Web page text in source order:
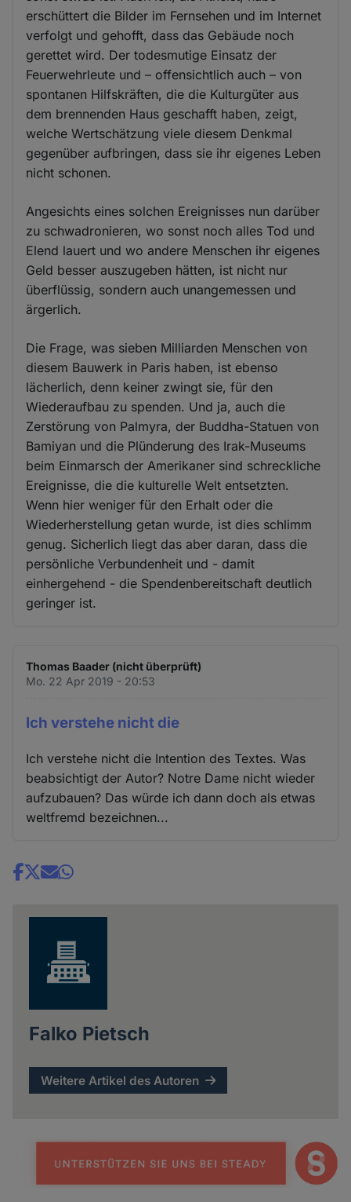
erschüttert die Bilder im Fernsehen und im Internet
verfolgt und gehofft, dass das Gebäude noch
gerettet wird. Der todesmutige Einsatz der
Feuerwehrleute und – offensichtlich auch – von
spontanen Hilfskräften, die die Kulturgüter aus
dem brennenden Haus geschafft haben, zeigt,
welche Wertschätzung viele diesem Denkmal
gegenüber aufbringen, dass sie ihr eigenes Leben
nicht schonen.
Angesichts eines solchen Ereignisses nun darüber
zu schwadronieren, wo sonst noch alles Tod und
Elend lauert und wo andere Menschen ihr eigenes
Geld besser auszugeben hätten, ist nicht nur
überflüssig, sondern auch unangemessen und
ärgerlich.
Die Frage, was sieben Milliarden Menschen von
diesem Bauwerk in Paris haben, ist ebenso
lächerlich, denn keiner zwingt sie, für den
Wiederaufbau zu spenden. Und ja, auch die
Zerstörung von Palmyra, der Buddha-Statuen von
Bamiyan und die Plünderung des Irak-Museums
beim Einmarsch der Amerikaner sind schreckliche
Ereignisse, die die kulturelle Welt entsetzten.
Wenn hier weniger für den Erhalt oder die
Wiederherstellung getan wurde, ist dies schlimm
genug. Sicherlich liegt das aber daran, dass die
persönliche Verbundenheit und - damit
einhergehend - die Spendenbereitschaft deutlich
geringer ist.
Thomas Baader (nicht überprüft)
Mo. 22 Apr 2019 - 20:53
Ich verstehe nicht die
Ich verstehe nicht die Intention des Textes. Was
beabsichtigt der Autor? Notre Dame nicht wieder
aufzubauen? Das würde ich dann doch als etwas
weltfremd bezeichnen...
Share
Falko Pietsch
Weitere Artikel des Autoren